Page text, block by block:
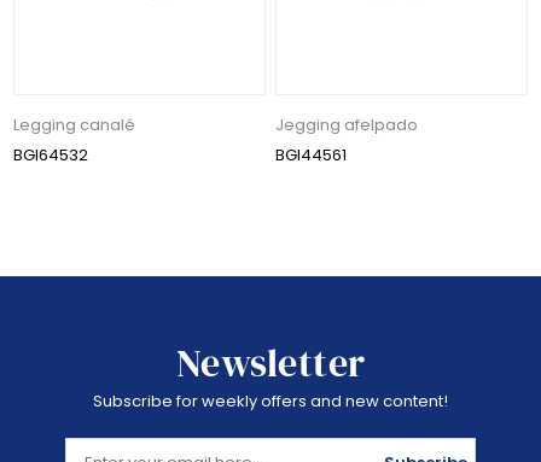
Legging canalé
BGI64532
Jegging afelpado
BGI44561
Newsletter
Subscribe for weekly offers and new content!